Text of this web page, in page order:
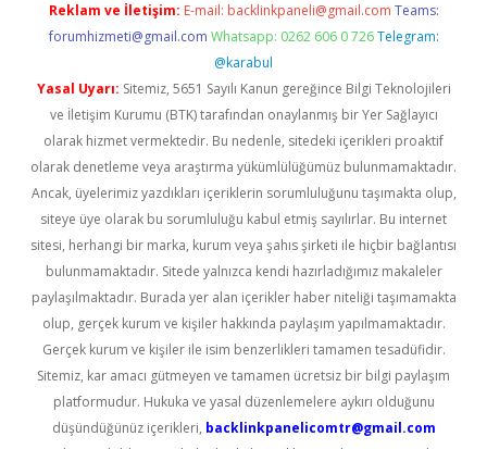
Reklam ve İletişim: E-mail: backlinkpaneli@gmail.com Teams:
forumhizmeti@gmail.com Whatsapp: 0262 606 0 726 Telegram:
@karabul
Yasal Uyarı: Sitemiz, 5651 Sayılı Kanun gereğince Bilgi Teknolojileri
ve İletişim Kurumu (BTK) tarafından onaylanmış bir Yer Sağlayıcı
olarak hizmet vermektedir. Bu nedenle, sitedeki içerikleri proaktif
olarak denetleme veya araştırma yükümlülüğümüz bulunmamaktadır.
Ancak, üyelerimiz yazdıkları içeriklerin sorumluluğunu taşımakta olup,
siteye üye olarak bu sorumluluğu kabul etmiş sayılırlar. Bu internet
sitesi, herhangi bir marka, kurum veya şahıs şirketi ile hiçbir bağlantısı
bulunmamaktadır. Sitede yalnızca kendi hazırladığımız makaleler
paylaşılmaktadır. Burada yer alan içerikler haber niteliği taşımamakta
olup, gerçek kurum ve kişiler hakkında paylaşım yapılmamaktadır.
Gerçek kurum ve kişiler ile isim benzerlikleri tamamen tesadüfidir.
Sitemiz, kar amacı gütmeyen ve tamamen ücretsiz bir bilgi paylaşım
platformudur. Hukuka ve yasal düzenlemelere aykırı olduğunu
düşündüğünüz içerikleri, backlinkpanelicomtr@gmail.com